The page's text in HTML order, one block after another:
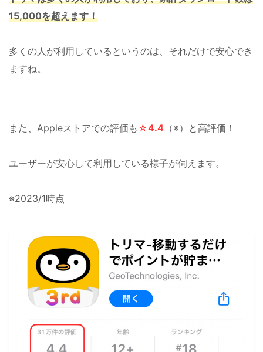
15,000を超えます！
多くの人が利用しているというのは、それだけで安心でき
ますね。
また、Appleストアでの評価も ☆4.4 （※）と高評価！
ユーザーが安心して利用している様子が伺えます。
※2023/1時点